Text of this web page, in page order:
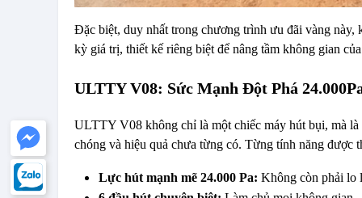
Đặc biệt, duy nhất trong chương trình ưu đãi vàng
kỳ giá trị, thiết kế riêng biệt để nâng tầm không gian
ULTTY V08: Sức Mạnh Đột Phá
ULTTY V08 không chỉ là một chiếc máy hút bụi, mà là
chóng và hiệu quả chưa từng có. Từng tính năng được
Lực hút mạnh mẽ 24.000 Pa: Không còn phải lo